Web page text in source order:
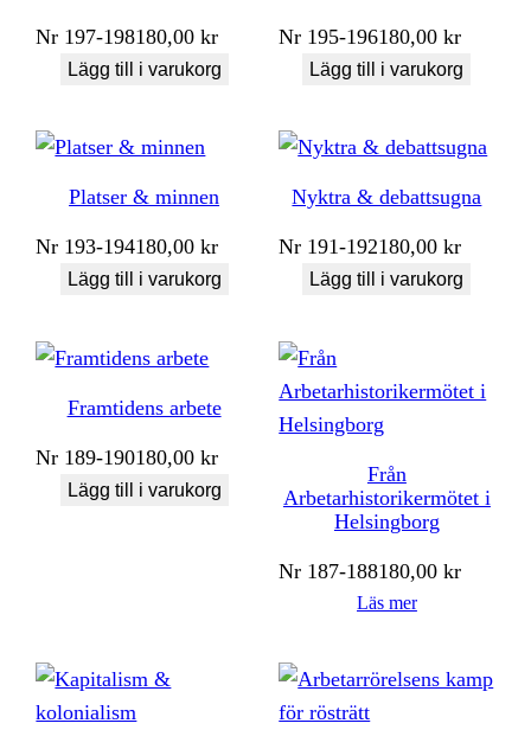
Nr 197-198180,00kr
Lägg till i varukorg
Nr 195-196180,00kr
Lägg till i varukorg
Platser & minnen
Nr 193-194180,00kr
Lägg till i varukorg
Nyktra & debattsugna
Nr 191-192180,00kr
Lägg till i varukorg
Framtidens arbete
Nr 189-190180,00kr
Lägg till i varukorg
Från
Arbetarhistorikermötet i
Helsingborg
Nr 187-188180,00kr
Läs mer